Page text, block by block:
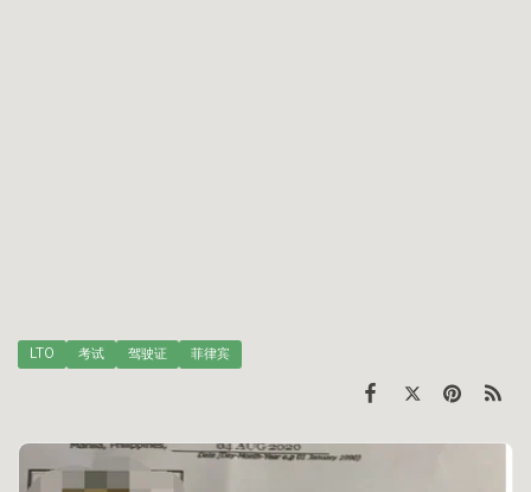
LTO 考试 驾驶证 菲律宾